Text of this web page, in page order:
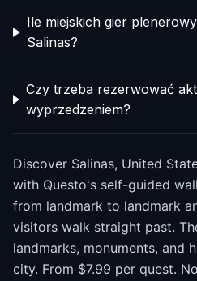
Ile miejskich gier
Salinas?
Czy trzeba rezerwować
wyprzedzeniem?
Discover Salinas, United
with Questo's self-guided
from landmark to landmark
visitors walk straight past.
landmarks, monuments, and
city. From $7.99 per quest.